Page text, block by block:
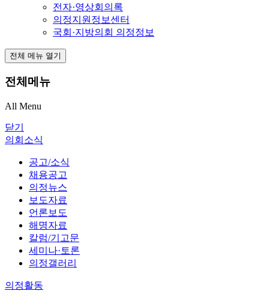
전자·영상회의록
의정지원정보센터
국회·지방의회 의정정보
전체 메뉴 열기
전체메뉴
All Menu
닫기
의회소식
공고/소식
채용공고
의정뉴스
보도자료
언론보도
해명자료
칼럼/기고문
세미나·토론
의정갤러리
의정활동